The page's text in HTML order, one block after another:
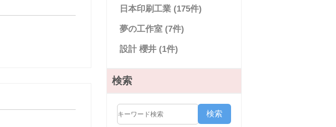
日本印刷工業 (175件)
夢の工作室 (7件)
設計 櫻井 (1件)
検索
検索